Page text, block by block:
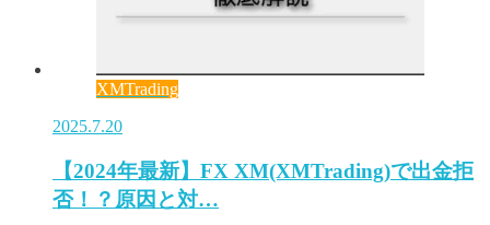
XMTrading
2025.7.20
【2024年最新】FX XM(XMTrading)で出金拒
否！？原因と対…